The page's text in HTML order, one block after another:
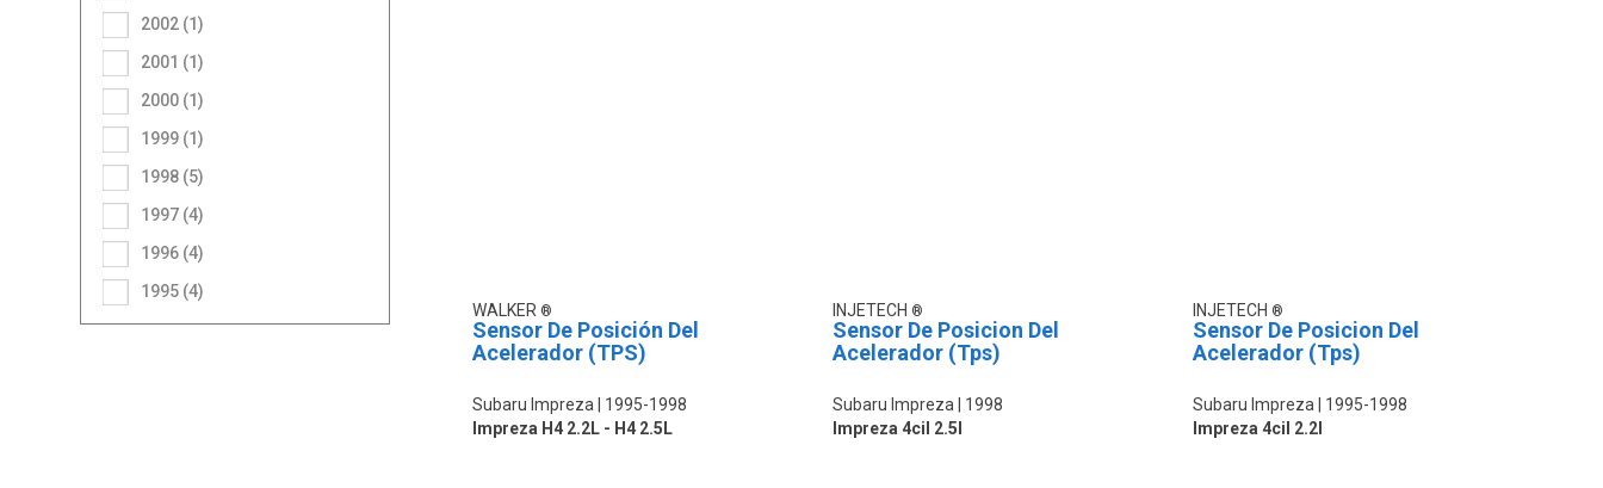
1995 (4)
1996 (4)
1997 (4)
1998 (5)
1999 (1)
2000 (1)
2001 (1)
2002 (1)
WALKER
Sensor De Posición Del
Acelerador (TPS)
Subaru Impreza
1995-1998
Impreza H4 2.2L - H4 2.5L
INJETECH
Sensor De Posicion Del
Acelerador (Tps)
Subaru Impreza
1998
Impreza 4cil 2.5l
INJETECH
Sensor De Posicion Del
Acelerador (Tps)
Subaru Impreza
1995-1998
Impreza 4cil 2.2l